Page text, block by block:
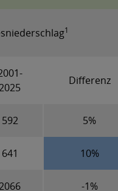
1
Differenz
592 5%
641 10%
-1%